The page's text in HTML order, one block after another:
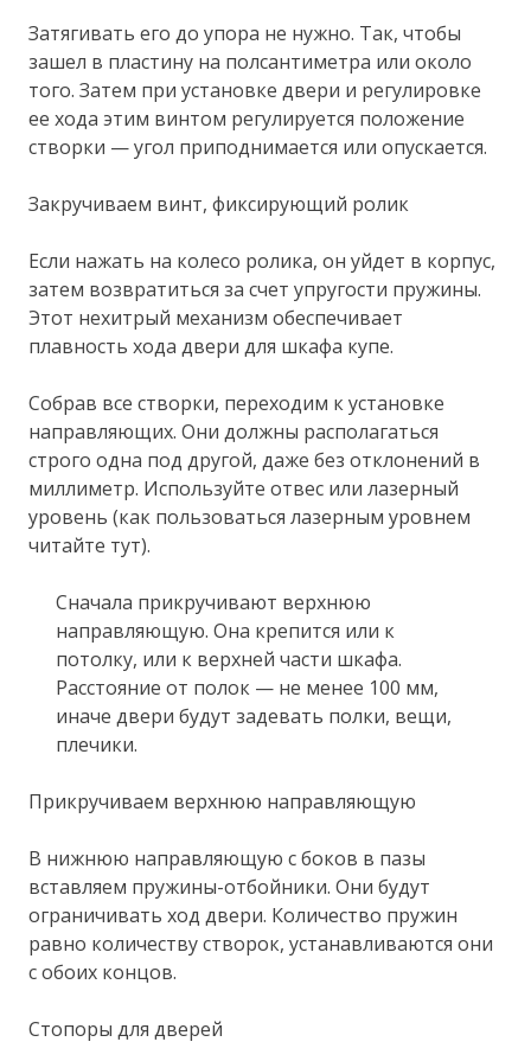
Затягивать его до упора не нужно. Так, чтобы
зашел в пластину на полсантиметра или около
того. Затем при установке двери и регулировке
ее хода этим винтом регулируется положение
створки — угол приподнимается или опускается.
Закручиваем винт, фиксирующий ролик
Если нажать на колесо ролика, он уйдет в корпус,
затем возвратиться за счет упругости пружины.
Этот нехитрый механизм обеспечивает
плавность хода двери для шкафа купе.
Собрав все створки, переходим к установке
направляющих. Они должны располагаться
строго одна под другой, даже без отклонений в
миллиметр. Используйте отвес или лазерный
уровень (как пользоваться лазерным уровнем
читайте тут).
Сначала прикручивают верхнюю
направляющую. Она крепится или к
потолку, или к верхней части шкафа.
Расстояние от полок — не менее 100 мм,
иначе двери будут задевать полки, вещи,
плечики.
Прикручиваем верхнюю направляющую
В нижнюю направляющую с боков в пазы
вставляем пружины-отбойники. Они будут
ограничивать ход двери. Количество пружин
равно количеству створок, устанавливаются они
с обоих концов.
Стопоры для дверей